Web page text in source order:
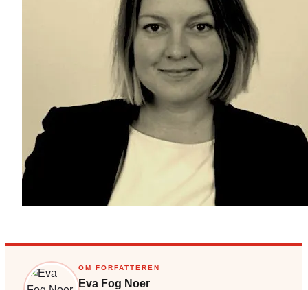
OM FORFATTEREN
Eva Fog Noer